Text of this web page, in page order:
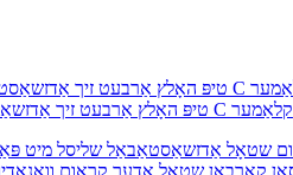
אויטאָ אַדזשאַסט C טיפּ האָלץ אַרבעט זיך אַדזשאַסטינג C קלאַמער